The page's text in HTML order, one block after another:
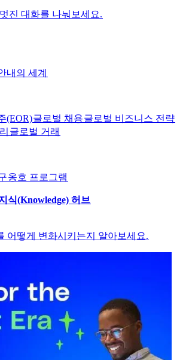
진 대화를 나눠보세요.​​
내의 세계​​
(EOR)​​글로벌 채용​​글로벌 비즈니스 전략​​
글로벌 거래​​
옹호 프로그램​​
식(Knowledge) 허브​​
어떻게 변화시키는지 알아보세요.​​